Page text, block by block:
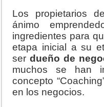
Los propietarios
ánimo
ingredientes para
etapa inicial a su
serdueño de
muchos se han
concepto
en los negocios.